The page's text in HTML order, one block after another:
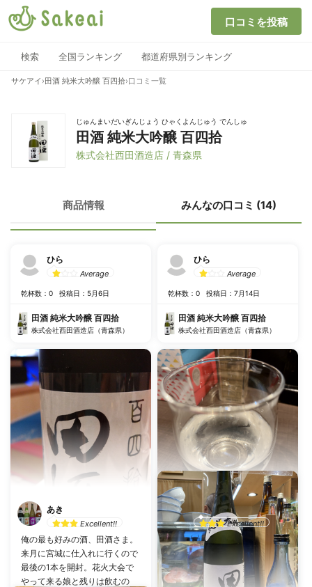
口コミを投稿
検索 全国ランキング 都道府県別ランキング
サケアイ ›田酒 純米大吟醸 百四拾›口コミ一覧
じゅんまいだいぎんじょう ひゃくよんじゅう でんしゅ
田酒 純米大吟醸 百四拾
株式会社西田酒造店 / 青森県
商品情報 みんなの口コミ (14)
ひら
Average
乾杯数：0 投稿日：5月6日
田酒 純米大吟醸 百四拾
株式会社西田酒造店（青森県）
ひら
Average
乾杯数：0 投稿日：7月14日
田酒 純米大吟醸 百四拾
株式会社西田酒造店（青森県）
あき
Excellent!!
俺の最も好みの酒、田酒さま。
来月に宮城に仕入れに行くので
最後の1本を開封。花火大会で
やって来る娘と残りは飲むの
越前屋
Excellent!!
乾杯数：0 投稿日：5月25日
田酒 純米大吟醸 百四拾
株式会社西田酒造店（青森県）